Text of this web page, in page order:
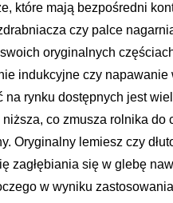
które mają bezpośredni
czy palce
oryginalnych
indukcyjne czy
na rynku dostępnych jest
co zmusza rolnika
Oryginalny lemiesz czy
zagłębiania się w glebę
w wyniku